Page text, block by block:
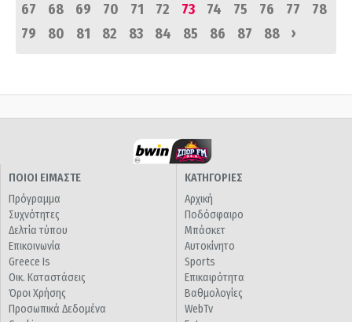
67
68 69 70 71 72 73 74 75 76 77
78
79
80 81 82 83 84 85 86 87 88 ›
ΠΟΙΟΙ ΕΙΜΑΣΤΕ
Πρόγραμμα
Συχνότητες
Δελτία τύπου
Επικοινωνία
Greece Is
Οικ. Καταστάσεις
Όροι Χρήσης
Προσωπικά Δεδομένα
ΚΑΤΗΓΟΡΙΕΣ
Αρχική
Ποδόσφαιρο
Μπάσκετ
Αυτοκίνητο
Sports
Επικαιρότητα
Βαθμολογίες
WebTv